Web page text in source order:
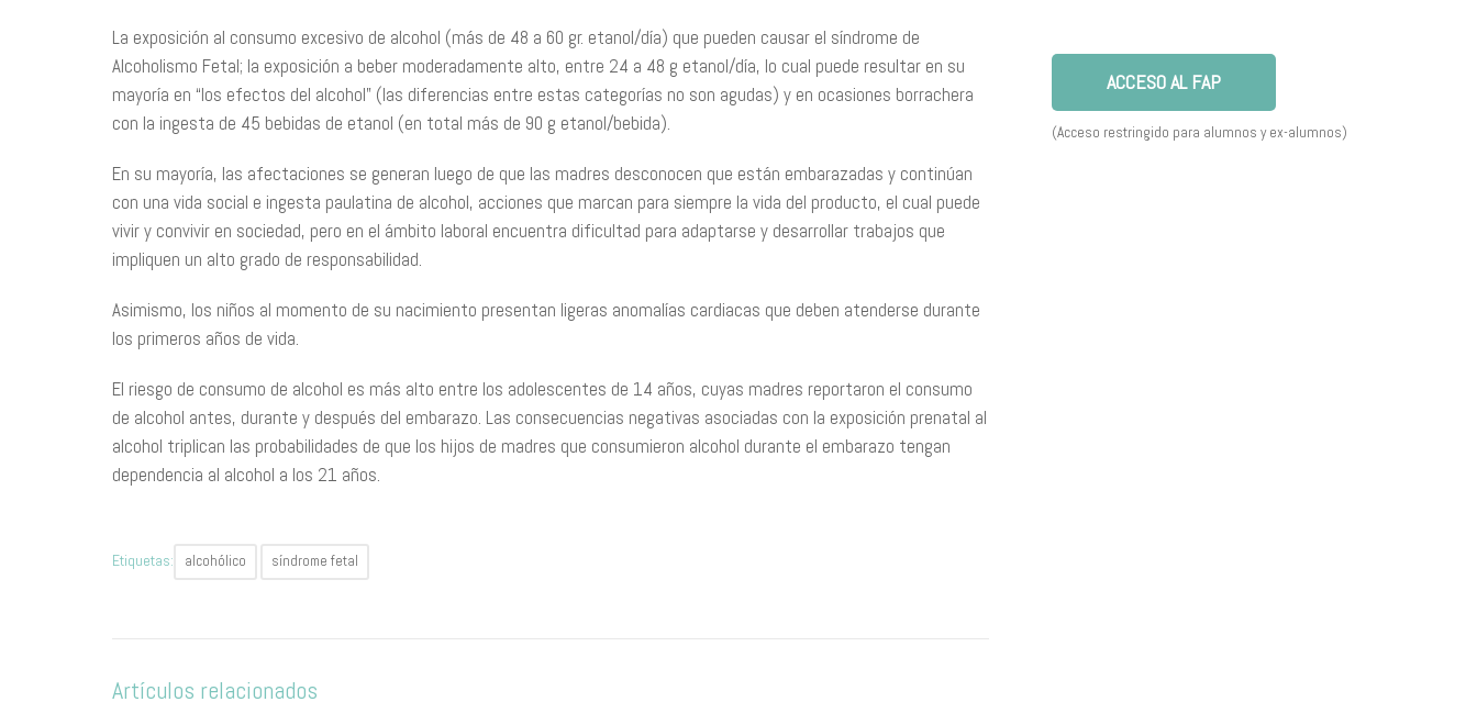
La exposición al consumo excesivo de alcohol (más de 48 a 60 gr. etanol/día) que pueden causar el síndrome de
Alcoholismo Fetal; la exposición a beber moderadamente alto, entre 24 a 48 g etanol/día, lo cual puede resultar en su
mayoría en “los efectos del alcohol” (las diferencias entre estas categorías no son agudas) y en ocasiones borrachera
con la ingesta de 4­5 bebidas de etanol (en total más de 90 g etanol/bebida).
En su mayoría, las afectaciones se generan luego de que las madres desconocen que están embarazadas y continúan
con una vida social e ingesta paulatina de alcohol, acciones que marcan para siempre la vida del producto, el cual puede
vivir y convivir en sociedad, pero en el ámbito laboral encuentra dificultad para adaptarse y desarrollar trabajos que
impliquen un alto grado de responsabilidad.
Asimismo, los niños al momento de su nacimiento presentan ligeras anomalías cardiacas que deben atenderse durante
los primeros años de vida.
El riesgo de consumo de alcohol es más alto entre los adolescentes de 14 años, cuyas madres reportaron el consumo
de alcohol antes, durante y después del embarazo. Las consecuencias negativas asociadas con la exposición prenatal al
alcohol triplican las probabilidades de que los hijos de madres que consumieron alcohol durante el embarazo tengan
dependencia al alcohol a los 21 años.
Etiquetas: alcohólico síndrome fetal
Artículos relacionados
ACCESO AL FAP
(Acceso restringido para alumnos y ex-alumnos)